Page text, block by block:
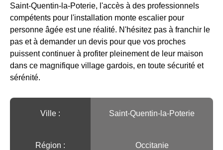
Saint-Quentin-la-Poterie, l'accès à des professionnels
compétents pour l'installation monte escalier pour
personne âgée est une réalité. N'hésitez pas à franchir le
pas et à demander un devis pour que vos proches
puissent continuer à profiter pleinement de leur maison
dans ce magnifique village gardois, en toute sécurité et
sérénité.
Ville :️ Saint-Quentin-la-Poterie
Région :️ Occitanie